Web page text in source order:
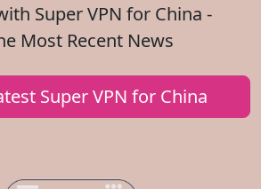
Super VPN for China -
Most Recent News
Super VPN for China